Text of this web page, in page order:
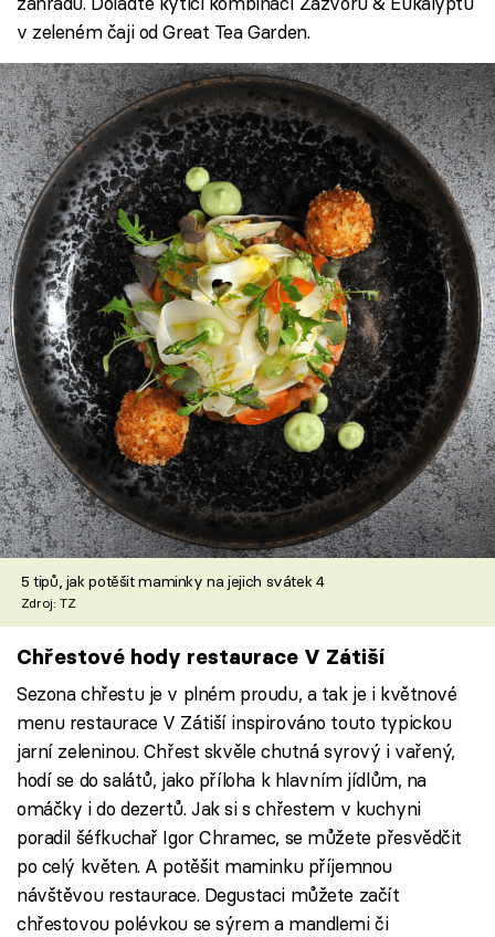
v zeleném čaji od Great Tea Garden.
5 tipů, jak potěšit maminky na jejich svátek 4
Zdroj: TZ
Chřestové hody restaurace V Zátiší
Sezona chřestu je v plném proudu, a tak je i květnové
menu restaurace V Zátiší inspirováno touto typickou
jarní zeleninou. Chřest skvěle chutná syrový i vařený,
hodí se do salátů, jako příloha k hlavním jídlům, na
omáčky i do dezertů. Jak si s chřestem v kuchyni
poradil šéfkuchař Igor Chramec, se můžete přesvědčit
po celý květen. A potěšit maminku příjemnou
návštěvou restaurace. Degustaci můžete začít
chřestovou polévkou se sýrem a mandlemi či